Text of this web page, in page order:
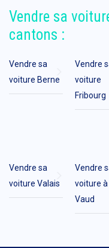
Vendre sa
cantons :
Vendre sa
voiture Berne
Vendre
voiture
Fribourg
Vendre sa
voiture Valais
Vendre
voiture à
Vaud